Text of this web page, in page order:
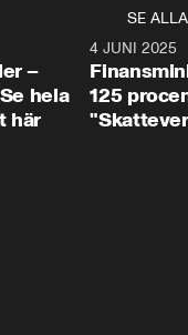
SE ALLA
4:29
–
hela
här
4 JUNI 2025
125